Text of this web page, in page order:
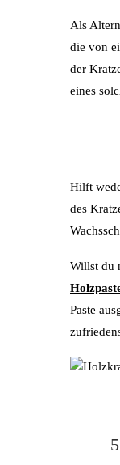
Als
die von
der
eines
Hilft
des
Willst du
Paste